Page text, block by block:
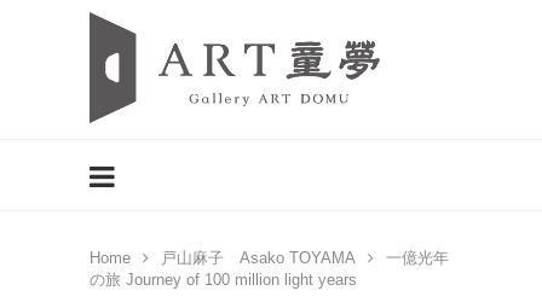
Home 戸山麻子 Asako TOYAMA
一億光年
の旅 Journey of 100 million light years